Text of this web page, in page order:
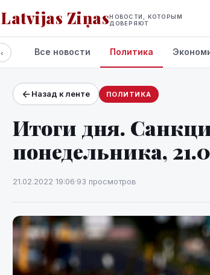
Latvijas ZiņasНОВОСТИ, КОТОРЫМ
ДОВЕРЯЮТ
Проекты и сервисы
‹ Все новости Политика
Назад к ленте ПОЛИТИКА
Итоги дня.
понедельника,
21.02.2022 19:06·93 просмотров